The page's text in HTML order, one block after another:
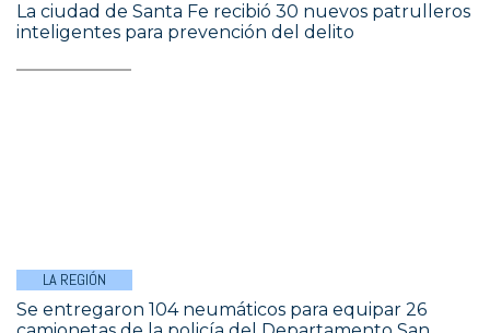
La ciudad de Santa Fe recibió 30 nuevos patrulleros
inteligentes para prevención del delito
LA REGIÓN
Se entregaron 104 neumáticos para equipar 26